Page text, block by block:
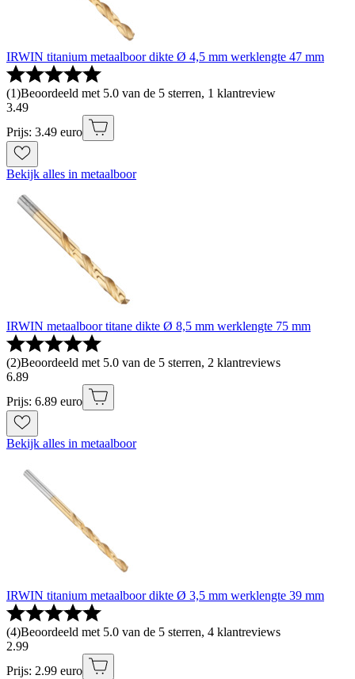
IRWIN titanium metaalboor dikte Ø 4,5 mm werklengte 47 mm
(1)Beoordeeld met 5.0 van de 5 sterren, 1 klantreview
3.49
Prijs: 3.49 euro
Bekijk alles in metaalboor
IRWIN metaalboor titane dikte Ø 8,5 mm werklengte 75 mm
(2)Beoordeeld met 5.0 van de 5 sterren, 2 klantreviews
6.89
Prijs: 6.89 euro
Bekijk alles in metaalboor
IRWIN titanium metaalboor dikte Ø 3,5 mm werklengte 39 mm
(4)Beoordeeld met 5.0 van de 5 sterren, 4 klantreviews
2.99
Prijs: 2.99 euro